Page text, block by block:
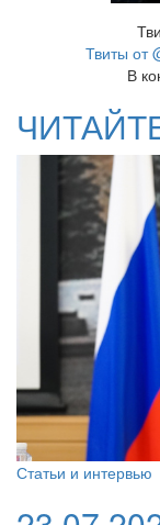
Твиты от
В
Статьи и интервью